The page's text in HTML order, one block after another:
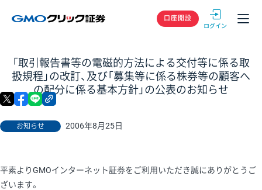
GMOクリック
口座開設
「取引報告書等の電磁的方法による交付等に係る取
扱規程」の改訂、及び「募集等に係る株券等の顧客へ
の配分に係る基本方針」の公表のお知らせ
お知らせ 2006年8月25日
X facebook
平素よりGMOインターネット証券をご利用いただき誠にありがとうご
ざいます。